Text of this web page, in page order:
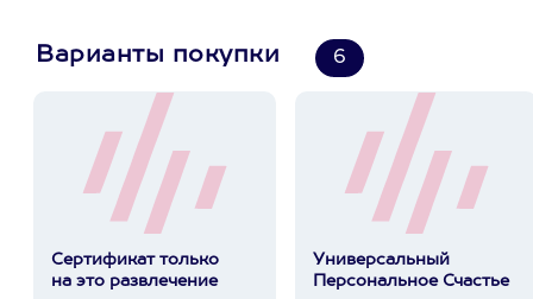
Варианты покупки 6
Сертификат только
на это развлечение
Универсальный
Персональное Счастье